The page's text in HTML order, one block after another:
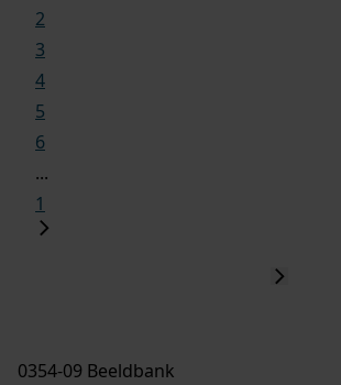
2
3
4
5
6
...
1
0354-09 Beeldbank